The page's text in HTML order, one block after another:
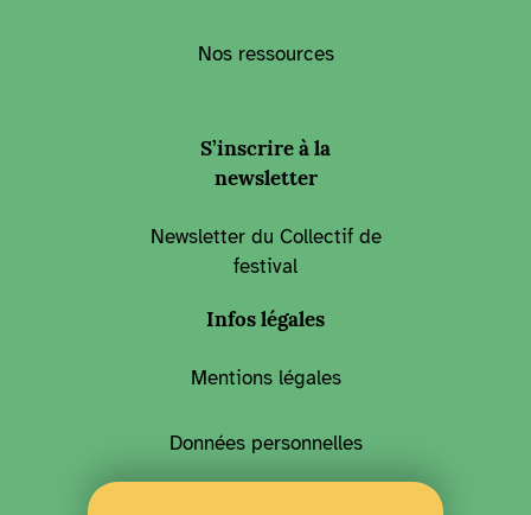
Nos ressources
S’inscrire à la
newsletter
Newsletter du Collectif de
festival
Infos légales
Mentions légales
Données personnelles